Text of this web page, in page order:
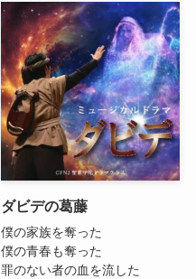
ダビデの葛藤
僕の家族を奪った
僕の青春も奪った
罪のない者の血を流した